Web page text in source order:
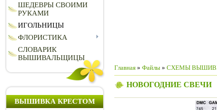
ШЕДЕВРЫ СВОИМИ
РУКАМИ
ИГОЛЬНИЦЫ
ФЛОРИСТИКА
СЛОВАРИК
ВЫШИВАЛЬЩИЦЫ
ВЫШИВКА КРЕСТОМ
Главная » Файлы » СХЕМЫ
НОВОГОДНИЕ СВЕЧИ